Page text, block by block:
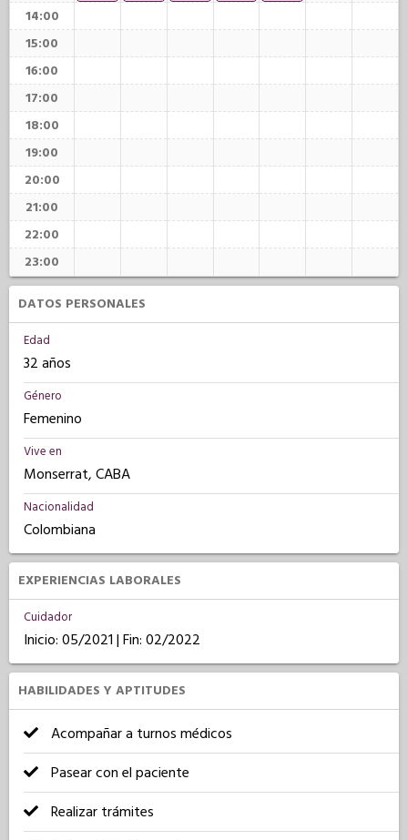
14:00
15:00
16:00
17:00
18:00
19:00
20:00
21:00
22:00
23:00
DATOS PERSONALES
Edad
32 años
Género
Femenino
Vive en
Monserrat, CABA
Nacionalidad
Colombiana
EXPERIENCIAS LABORALES
Cuidador
Inicio: 05/2021 | Fin: 02/2022
HABILIDADES Y APTITUDES
Acompañar a turnos médicos
Pasear con el paciente
Realizar trámites